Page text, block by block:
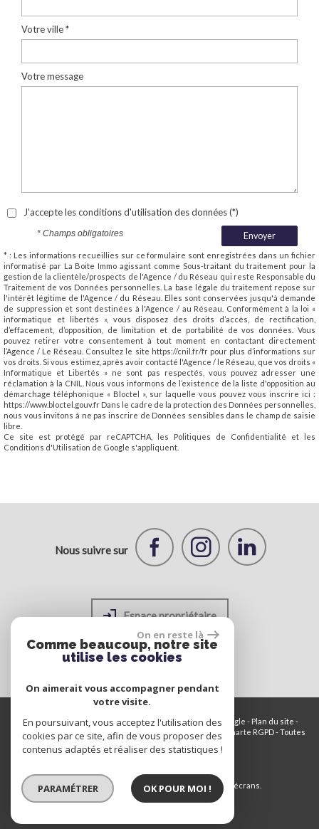
Votre ville *
Votre message
J'accepte les conditions d'utilisation des données (*)
Envoyer
* Champs obligatoires
* : Les informations recueillies sur ce formulaire sont enregistrées dans un fichier
informatisé par La Boite Immo agissant comme Sous-traitant du traitement pour la
gestion de la clientèle/prospects de l'Agence / du Réseau qui reste Responsable du
Traitement de vos Données personnelles. La base légale du traitement repose sur
l'intérêt légitime de l'Agence / du Réseau. Elles sont conservées jusqu'à demande
de suppression et sont destinées à l'Agence / au Réseau. Conformément à la loi «
informatique et libertés », vous disposez des droits d’accès, de rectification,
d’effacement, d’opposition, de limitation et de portabilité de vos données. Vous
pouvez retirer votre consentement à tout moment en contactant directement
l’Agence / Le Réseau. Consultez le site https://cnil.fr/fr pour plus d’informations sur
vos droits. Si vous estimez, après avoir contacté l'Agence / le Réseau, que vos droits «
Informatique et Libertés » ne sont pas respectés, vous pouvez adresser une
réclamation à la CNIL. Nous vous informons de l’existence de la liste d'opposition au
démarchage téléphonique « Bloctel », sur laquelle vous pouvez vous inscrire ici :
https://www.bloctel.gouv.fr Dans le cadre de la protection des Données personnelles,
nous vous invitons à ne pas inscrire de Données sensibles dans le champ de saisie
libre.
Ce site est protégé par reCAPTCHA, les Politiques de Confidentialité et les
Conditions d'Utilisation de Google s'appliquent.
Nous suivre sur
Espace propriétaire
© 2026 | Tous droits réservés | Traduction powered by Google - Plan du site -
Mentions légales
Nos honoraires Admin Charte RGPD-Toutes
nos annonces
Site internet compatible multi-supports,
un seul site adaptable à tous les types d'écrans.
On en reste là
Comme beaucoup, notre site
utilise les cookies
On aimerait vous accompagner pendant
votre visite.
En poursuivant, vous acceptez l'utilisation des
cookies par ce site, afin de vous proposer des
contenus adaptés et réaliser des statistiques !
PARAMÉTRER OK POUR MOI !